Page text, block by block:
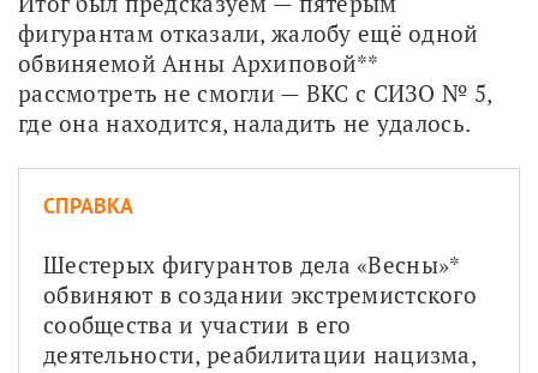
фигурантам отказали, жалобу ещё одной
обвиняемой Анны Архиповой**
рассмотреть не смогли — ВКС с СИЗО № 5,
где она находится, наладить не удалось.
СПРАВКА
Шестерых фигурантов дела «Весны»*
обвиняют в создании экстремистского
сообщества и участии в его
деятельности, реабилитации нацизма,